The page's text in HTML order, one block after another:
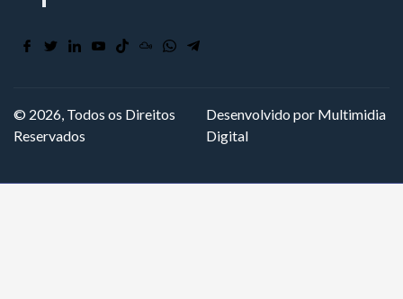
© 2026, Todos os Direitos
Reservados
Desenvolvido por Multimidia
Digital